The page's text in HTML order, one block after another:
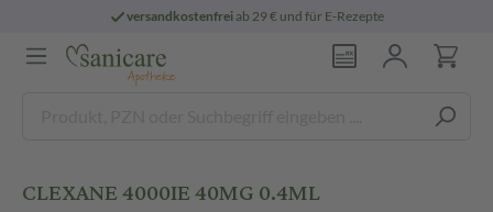
versandkostenfreiab 29 € und für E-Rezepte
CLEXANE 4000IE 40MG 0.4ML